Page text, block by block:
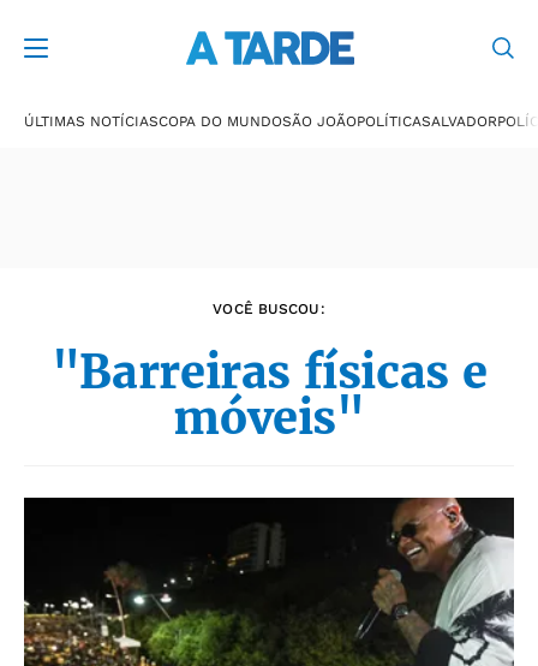
ÚLTIMAS NOTÍCIASCOPA DO MUNDOSÃO JOÃOPOLÍTICASALVADOR
VOCÊ BUSCOU:
"Barreiras físicas e
móveis"